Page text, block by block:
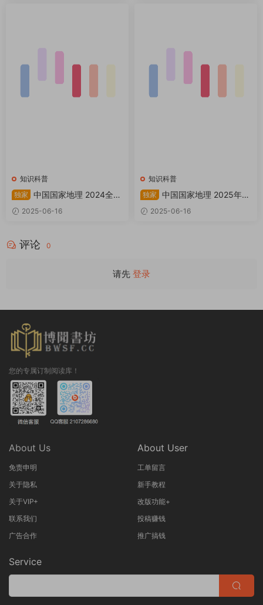
知识科普
独家
中国国家地理 2024全年
共12本 PDF
2025-06-16
知识科普
独家
中国国家地理 2025年增
刊：阿克苏 PDF
2025-06-16
评论 0
请先 登录
您的专属订制阅读库！
About Us
免责申明
关于隐私
关于VIP+
联系我们
广告合作
About User
工单留言
新手教程
改版功能+
投稿赚钱
推广搞钱
Service